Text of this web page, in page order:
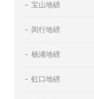
宝山地磅
闵行地磅
杨浦地磅
虹口地磅